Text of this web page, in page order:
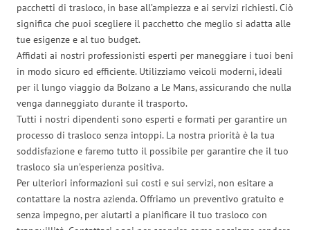
pacchetti di trasloco, in base all’ampiezza e ai servizi richiesti. Ciò
significa che puoi scegliere il pacchetto che meglio si adatta alle
tue esigenze e al tuo budget.
Affidati ai nostri professionisti esperti per maneggiare i tuoi beni
in modo sicuro ed efficiente. Utilizziamo veicoli moderni, ideali
per il lungo viaggio da Bolzano a Le Mans, assicurando che nulla
venga danneggiato durante il trasporto.
Tutti i nostri dipendenti sono esperti e formati per garantire un
processo di trasloco senza intoppi. La nostra priorità è la tua
soddisfazione e faremo tutto il possibile per garantire che il tuo
trasloco sia un’esperienza positiva.
Per ulteriori informazioni sui costi e sui servizi, non esitare a
contattare la nostra azienda. Offriamo un preventivo gratuito e
senza impegno, per aiutarti a pianificare il tuo trasloco con